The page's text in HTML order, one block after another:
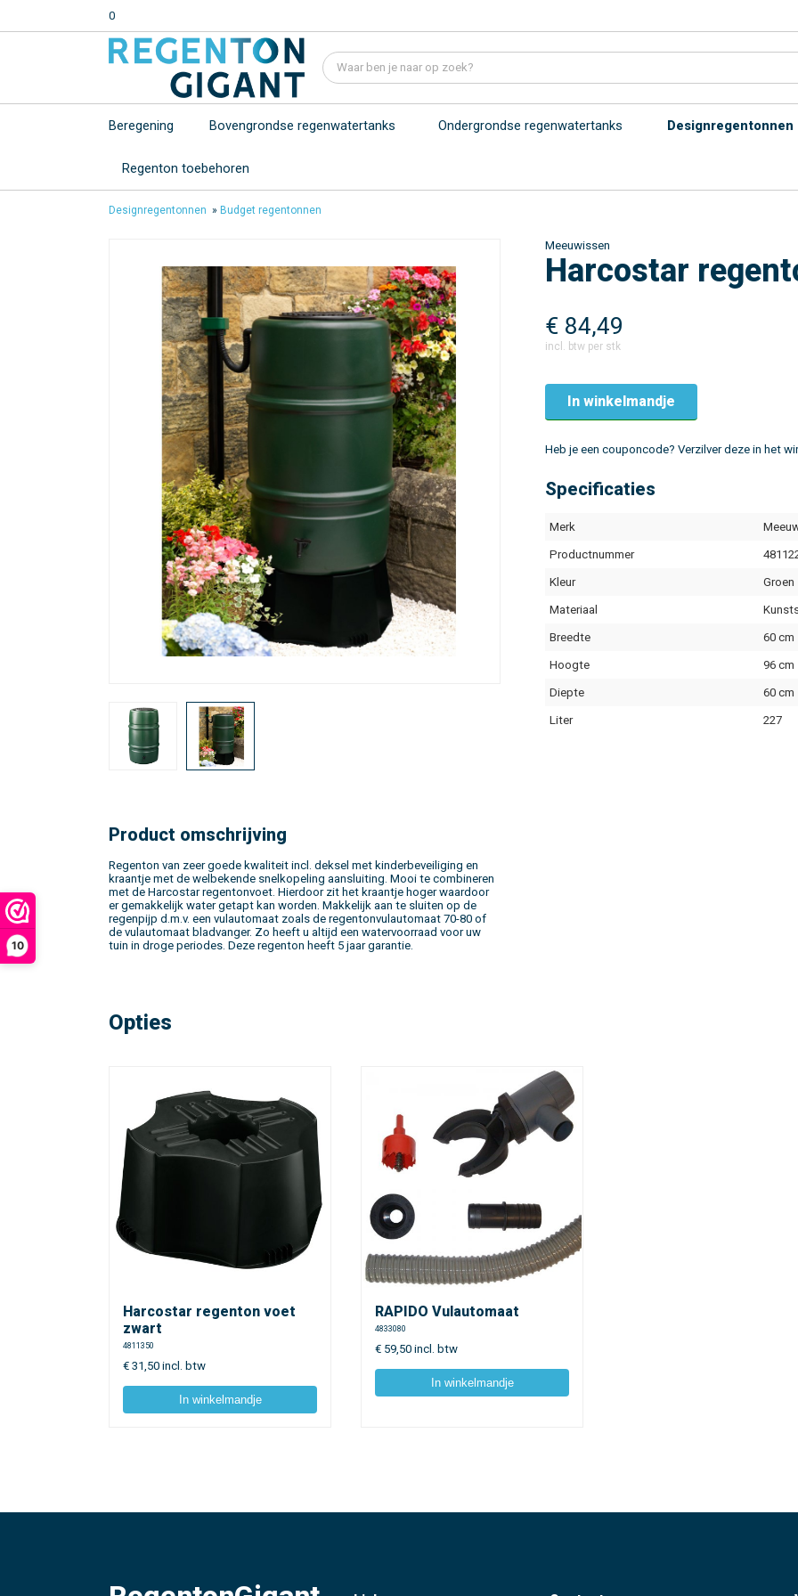
10
0
Beregening Bovengrondse regenwatertanks Ondergrondse regenwatertanks Designregentonnen
Regenton toebehoren
Designregentonnen » Budget regentonnen
Product omschrijving
Regenton van zeer goede kwaliteit incl. deksel met kinderbeveiliging en
kraantje met de welbekende snelkopeling aansluiting. Mooi te combineren
met de Harcostar regentonvoet. Hierdoor zit het kraantje hoger waardoor
er gemakkelijk water getapt kan worden. Makkelijk aan te sluiten op de
regenpijp d.m.v. een vulautomaat zoals de regentonvulautomaat 70-80 of
de vulautomaat bladvanger. Zo heeft u altijd een watervoorraad voor uw
tuin in droge periodes. Deze regenton heeft 5 jaar garantie.
Meeuwissen
Harcostar
€ 84,49
incl. btw per stk
In winkelmandje
Heb je een couponcode? Verzilver deze in het
Specificaties
Merk
Productnummer
Kleur Groen
Materiaal
Breedte 60 cm
Hoogte 96 cm
Diepte 60 cm
Liter 227
Opties
Harcostar regenton voet
zwart
4811350
€ 31,50 incl. btw
In winkelmandje
RAPIDO Vulautomaat
4833080
€ 59,50 incl. btw
In winkelmandje